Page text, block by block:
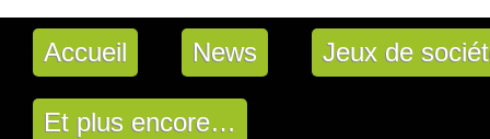
Accueil News Jeux de
Et plus encore…